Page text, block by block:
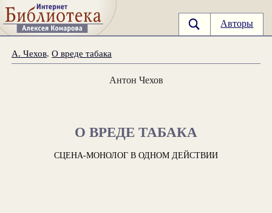
Авторы
А. Чехов.О вреде табака
Антон Чехов
О ВРЕДЕ ТАБАКА
СЦЕНА-МОНОЛОГ В ОДНОМ ДЕЙСТВИИ